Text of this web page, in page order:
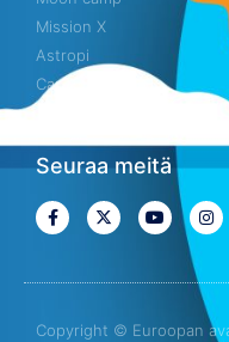
Mission X
Astropi
Cansat
Seuraa meitä
Copyright © Euroopan